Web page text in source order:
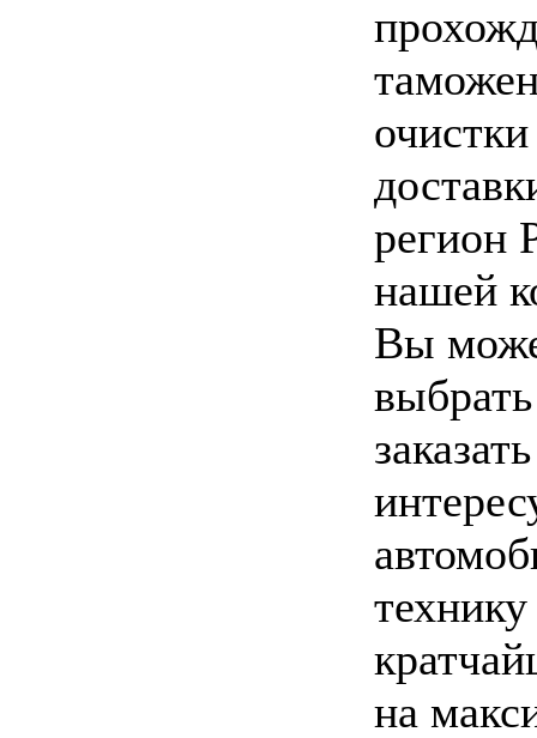
регион
нашей
Вы
заказать
на